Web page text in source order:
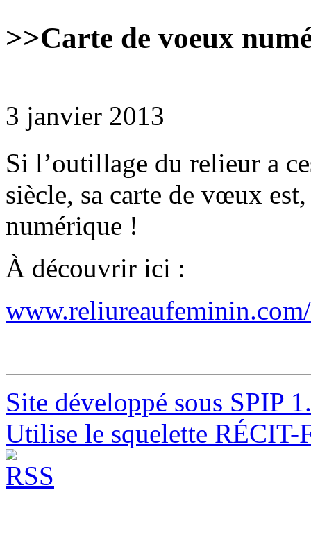
>>Carte de voeux
3 janvier 2013
Si l’outillage du relieur a
siècle, sa carte de vœux
numérique !
À découvrir ici :
Site développé sous SPIP
Utilise le squelette RÉCIT-